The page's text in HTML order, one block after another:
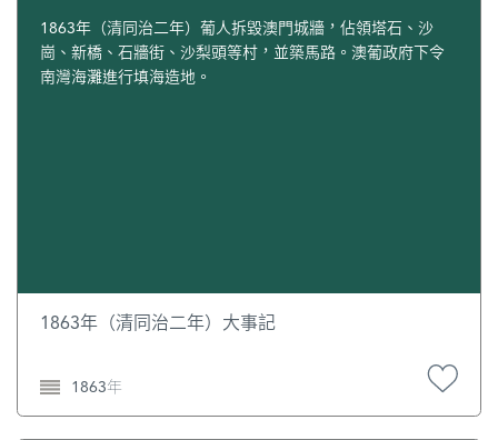
1863年（清同治二年）葡人拆毀澳門城牆，佔領塔石、沙
崗、新橋、石牆街、沙梨頭等村，並築馬路。澳葡政府下令
南灣海灘進行填海造地。
1863年（清同治二年）大事記
1863年